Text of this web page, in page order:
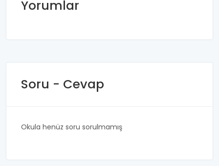
Yorumlar
Soru - Cevap
Okula henüz soru sorulmamış